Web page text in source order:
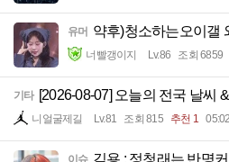
유머 약후)청소하는오이갤
너빨갱이지 Lv.86 조회 6859
기타 [2026-08-07] 오늘의 전국 날씨
니얼굴제길 Lv.81 조회 815 추천 1 05:02